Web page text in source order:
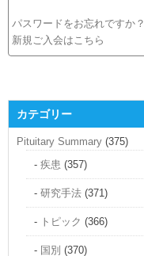
パスワードをお忘れですか？
新規ご入会はこちら
カテゴリー
Pituitary Summary (375)
疾患 (357)
研究手法 (371)
トピック (366)
国別 (370)